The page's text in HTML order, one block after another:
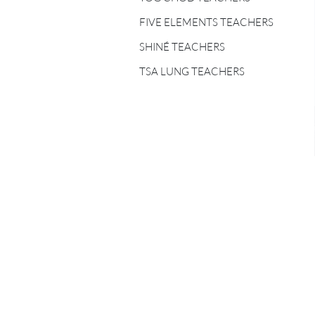
TEACHERS
SHINÉ TEACHERS
TSA LUNG TEACHERS
FIVE ELEMENTS TEACHERS
SHINÉ TEACHERS
TSA LUNG TEACHERS